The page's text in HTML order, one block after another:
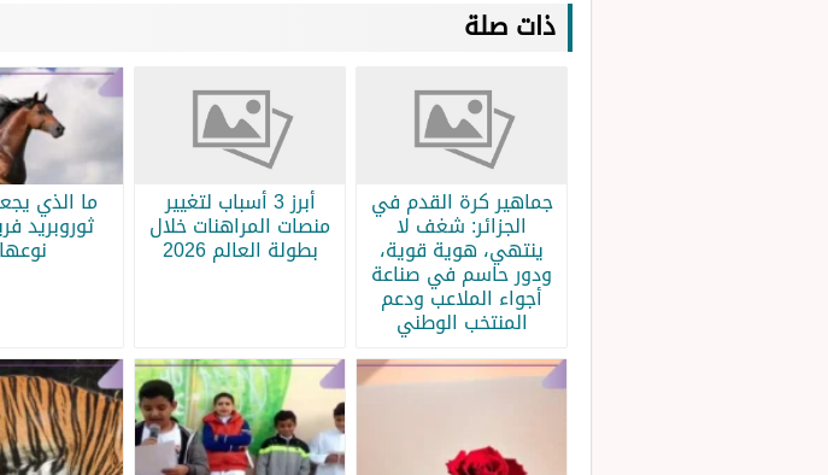
ذات صلة
جماهير كرة القدم في
الجزائر: شغف لا
ينتهي، هوية قوية،
ودور حاسم في صناعة
أجواء الملاعب ودعم
المنتخب الوطني
أبرز 3 أسباب لتغيير
منصات المراهنات خلال
بطولة العالم 2026
ما الذي
ثوروبريد